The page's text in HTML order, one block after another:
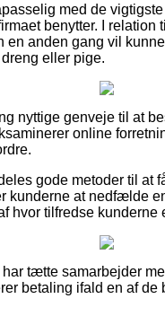
med de
benytter. I relation
en anden gang vil
eller pige.
nyttige genveje til at
online
gode metoder til at
at nedfælde
hvor tilfredse kunderne
tætte samarbejder
betaling ifald en af